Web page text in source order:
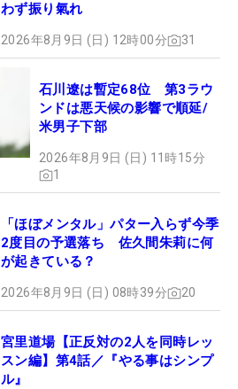
わず振り氣れ
2026年8月9日 (日) 12時00分 31
石川遼は暫定68位 第3ラウ
ンドは悪天候の影響で順延/
米男子下部
2026年8月9日 (日) 11時15分
1
「ほぼメンタル」パター入らず今季
2度目の予選落ち 佐久間朱莉に何
が起きている？
2026年8月9日 (日) 08時39分 20
宮里道場【正反対の2人を同時レッ
スン編】第4話／『やる事はシンプ
ル』